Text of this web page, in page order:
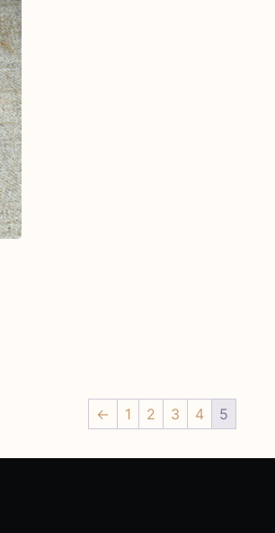
← 1 2 3 4 5